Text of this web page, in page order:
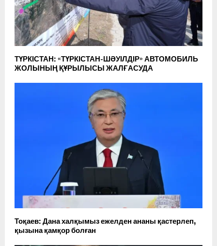
ТҮРКІСТАН: «ТҮРКІСТАН-ШӘУІЛДІР» АВТОМОБИЛЬ
ЖОЛЫНЫҢ ҚҰРЫЛЫСЫ ЖАЛҒАСУДА
Тоқаев: Дана халқымыз ежелден ананы қастерлеп,
қызына қамқор болған